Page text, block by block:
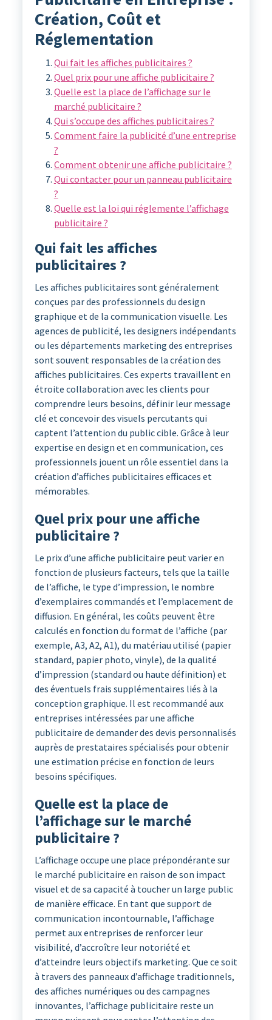
Création, Coût et
Réglementation
Qui fait les affiches publicitaires ?
Quel prix pour une affiche publicitaire ?
Quelle est la place de l’affichage sur le
marché publicitaire ?
Qui s’occupe des affiches publicitaires ?
Comment faire la publicité d’une entreprise
?
Comment obtenir une affiche publicitaire ?
Qui contacter pour un panneau publicitaire
?
Quelle est la loi qui réglemente l’affichage
publicitaire ?
Qui fait les affiches
publicitaires ?
Les affiches publicitaires sont généralement
conçues par des professionnels du design
graphique et de la communication visuelle. Les
agences de publicité, les designers indépendants
ou les départements marketing des entreprises
sont souvent responsables de la création des
affiches publicitaires. Ces experts travaillent en
étroite collaboration avec les clients pour
comprendre leurs besoins, définir leur message
clé et concevoir des visuels percutants qui
captent l’attention du public cible. Grâce à leur
expertise en design et en communication, ces
professionnels jouent un rôle essentiel dans la
création d’affiches publicitaires efficaces et
mémorables.
Quel prix pour une affiche
publicitaire ?
Le prix d’une affiche publicitaire peut varier en
fonction de plusieurs facteurs, tels que la taille
de l’affiche, le type d’impression, le nombre
d’exemplaires commandés et l’emplacement de
diffusion. En général, les coûts peuvent être
calculés en fonction du format de l’affiche (par
exemple, A3, A2, A1), du matériau utilisé (papier
standard, papier photo, vinyle), de la qualité
d’impression (standard ou haute définition) et
des éventuels frais supplémentaires liés à la
conception graphique. Il est recommandé aux
entreprises intéressées par une affiche
publicitaire de demander des devis personnalisés
auprès de prestataires spécialisés pour obtenir
une estimation précise en fonction de leurs
besoins spécifiques.
Quelle est la place de
l’affichage sur le marché
publicitaire ?
L’affichage occupe une place prépondérante sur
le marché publicitaire en raison de son impact
visuel et de sa capacité à toucher un large public
de manière efficace. En tant que support de
communication incontournable, l’affichage
permet aux entreprises de renforcer leur
visibilité, d’accroître leur notoriété et
d’atteindre leurs objectifs marketing. Que ce soit
à travers des panneaux d’affichage traditionnels,
des affiches numériques ou des campagnes
innovantes, l’affichage publicitaire reste un